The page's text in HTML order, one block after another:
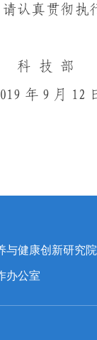
与健康创新研究院
办公室